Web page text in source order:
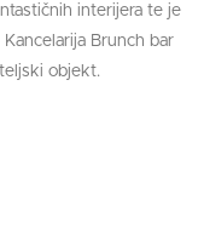
interijera te je
Brunch bar
objekt.